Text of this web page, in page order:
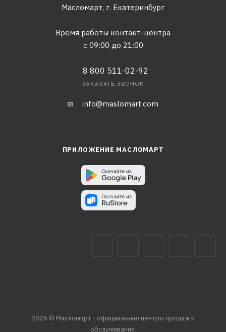
Масломарт, г. Екатеринбург
Время работы контакт-центра
с 09:00 до 21:00
8 800 511-02-92
ЗАКАЗАТЬ ЗВОНОК
info@maslomart.com
ПРИЛОЖЕНИЕ МАСЛОМАРТ
2026 © Масломарт - официальные центры продаж и
обслуживания.